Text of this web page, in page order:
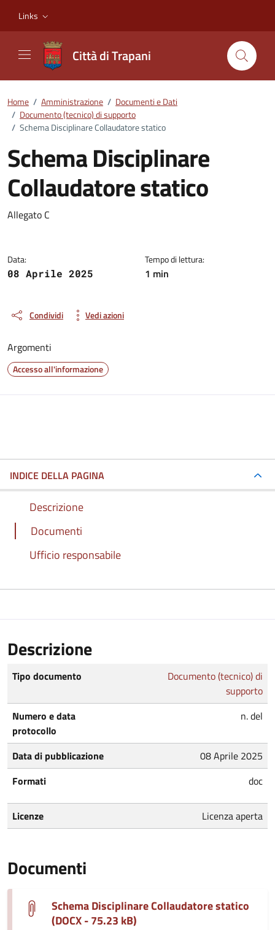
Links
Città di Trapani
Home / Amministrazione / Documenti e Dati
/ Documento (tecnico) di supporto
/ Schema Disciplinare Collaudatore statico
Schema Disciplinare
Collaudatore statico
Dettagli del documento
Allegato C
Data:
08 Aprile 2025
Tempo di lettura:
1 min
Condividi Vedi azioni
Argomenti
Accesso all'informazione
INDICE DELLA PAGINA
Descrizione
Documenti
Ufficio responsabile
Descrizione
Tipo documento
Documento (tecnico) di
supporto
Numero e data
protocollo
n. del
Data di pubblicazione
08 Aprile 2025
Formati
doc
Licenze Licenza aperta
Documenti
Schema Disciplinare Collaudatore statico
(DOCX - 75.23 kB)